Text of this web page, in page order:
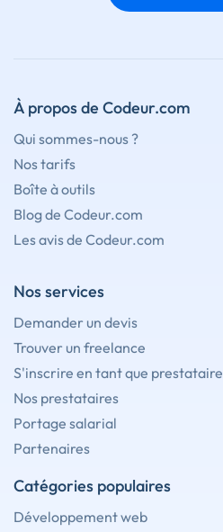
À propos de Codeur.com
Qui sommes-nous ?
Nos tarifs
Boîte à outils
Blog de Codeur.com
Les avis de Codeur.com
Nos services
Demander un devis
Trouver un freelance
S'inscrire en tant que prestataire
Nos prestataires
Portage salarial
Partenaires
Catégories populaires
Développement web